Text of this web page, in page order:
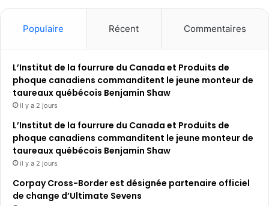
Populaire Récent Commentaires
L’Institut de la fourrure du Canada et Produits de
phoque canadiens commanditent le jeune monteur de
taureaux québécois Benjamin Shaw
il y a 2 jours
L’Institut de la fourrure du Canada et Produits de
phoque canadiens commanditent le jeune monteur de
taureaux québécois Benjamin Shaw
il y a 2 jours
Corpay Cross-Border est désignée partenaire officiel
de change d’Ultimate Sevens